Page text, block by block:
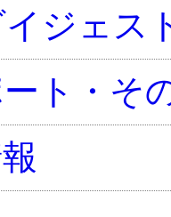
ジェス
ト・そ